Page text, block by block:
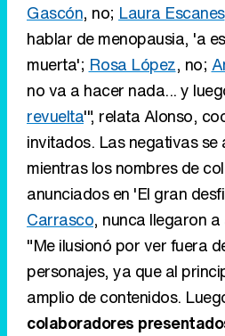
Gascón, no; Laura Escanes
hablar de menopausia, 'a
muerta'; Rosa López, no;
no va a hacer nada... y
revuelta'", relata Alonso,
invitados. Las negativas se
mientras los nombres de
anunciados en 'El gran
Carrasco, nunca llegaron
"Me ilusionó por ver fuera
personajes, ya que al
amplio de contenidos.
colaboradores